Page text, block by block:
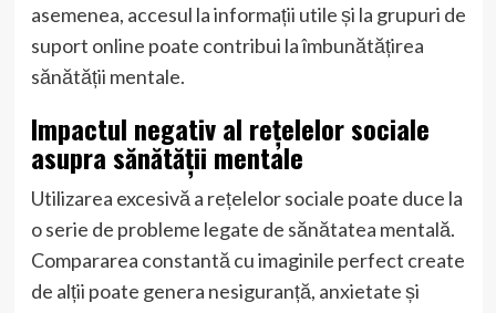
asemenea, accesul la informații utile și la grupuri de
suport online poate contribui la îmbunătățirea
sănătății mentale.
Impactul negativ al rețelelor sociale
asupra sănătății mentale
Utilizarea excesivă a rețelelor sociale poate duce la
o serie de probleme legate de sănătatea mentală.
Compararea constantă cu imaginile perfect create
de alții poate genera nesiguranță, anxietate și